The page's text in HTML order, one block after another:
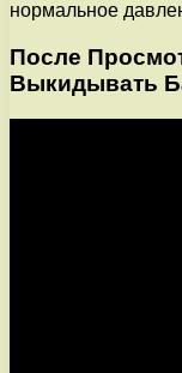
нормальное
После
Выкидывать